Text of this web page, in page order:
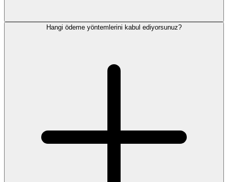
Hangi ödeme yöntemlerini kabul ediyorsunuz?